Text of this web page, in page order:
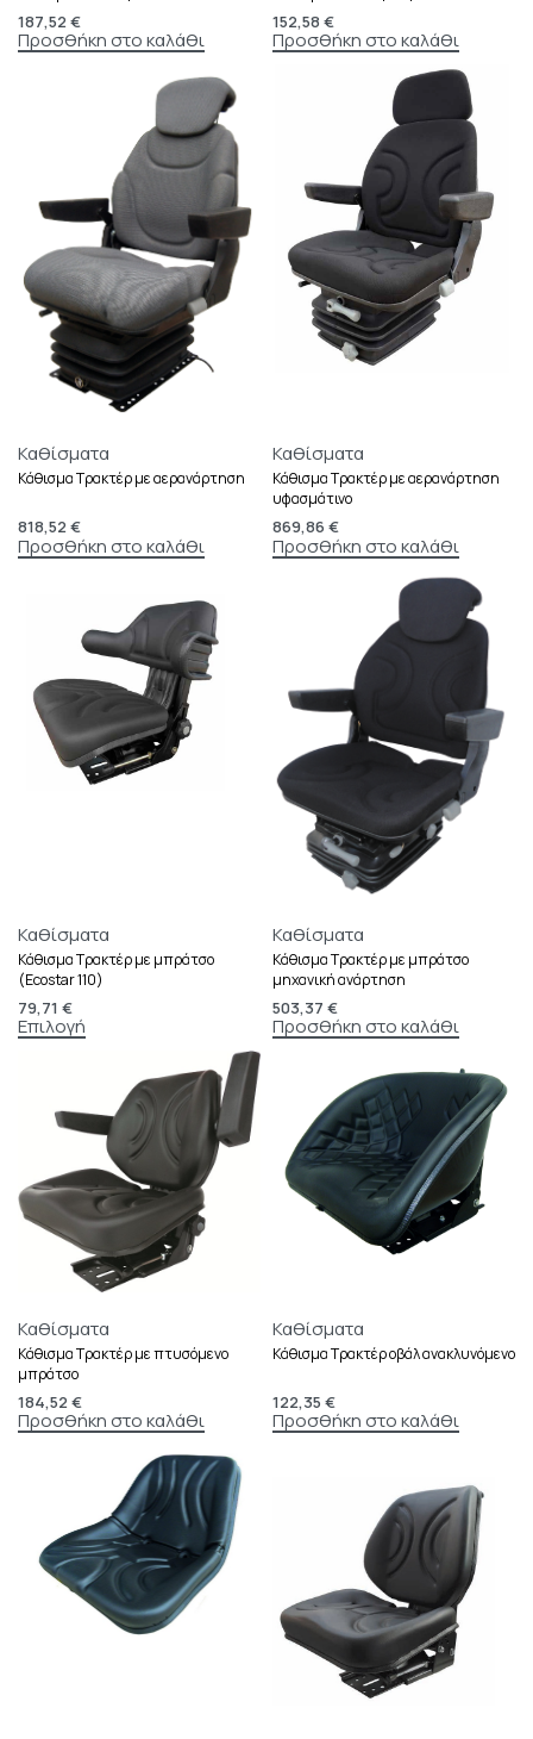
187,52 €
Προσθήκη στο καλάθι
152,58 €
Προσθήκη στο καλάθι
Καθίσματα
Κάθισμα Τρακτέρ με αερανάρτηση
818,52 €
Προσθήκη στο καλάθι
Καθίσματα
Κάθισμα Τρακτέρ με αερανάρτηση
υφασμάτινο
869,86 €
Προσθήκη στο καλάθι
Καθίσματα
Κάθισμα Τρακτέρ με μπράτσο
(Ecostar 110)
79,71 €
Επιλογή
Καθίσματα
Κάθισμα Τρακτέρ με μπράτσο
μηχανική ανάρτηση
503,37 €
Προσθήκη στο καλάθι
Καθίσματα
Κάθισμα Τρακτέρ με πτυσόμενο
μπράτσο
184,52 €
Προσθήκη στο καλάθι
Καθίσματα
Κάθισμα Τρακτέρ οβάλ ανακλυνόμενο
122,35 €
Προσθήκη στο καλάθι